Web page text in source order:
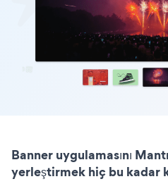
Banner uygulamasını
yerleştirmek hiç bu kadar